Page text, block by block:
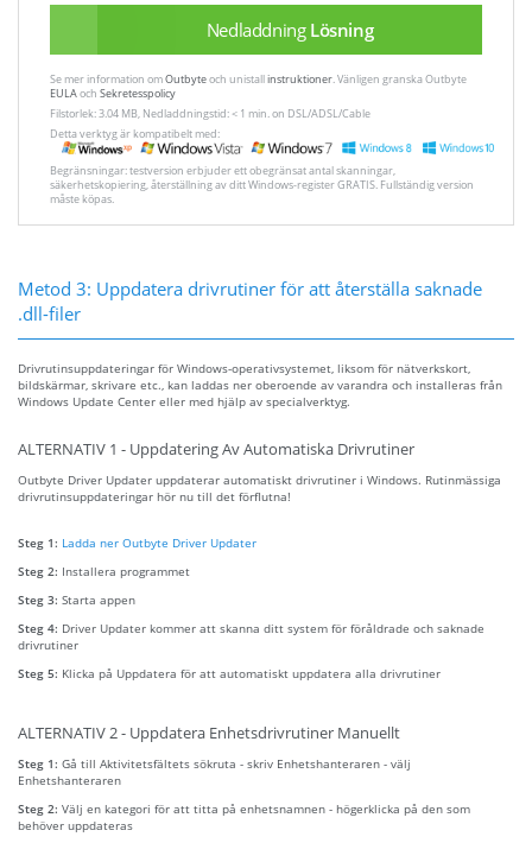
Nedladdning Lösning
Se mer information omOutbyteoch unistallinstruktioner. Vänligen granska Outbyte
EULAoch Sekretesspolicy
Filstorlek: 3.04 MB, Nedladdningstid: < 1 min. on DSL/ADSL/Cable
Detta verktyg är kompatibelt med:
Begränsningar: testversion erbjuder ett obegränsat antal skanningar,
säkerhetskopiering, återställning av ditt Windows-register GRATIS. Fullständig version
måste köpas.
Metod 3: Uppdatera drivrutiner för att återställa saknade
.dll-filer
Drivrutinsuppdateringar för Windows-operativsystemet, liksom för nätverkskort,
bildskärmar, skrivare etc., kan laddas ner oberoende av varandra och installeras från
Windows Update Center eller med hjälp av specialverktyg.
ALTERNATIV 1 - Uppdatering Av Automatiska Drivrutiner
Outbyte Driver Updater uppdaterar automatiskt drivrutiner i Windows. Rutinmässiga
drivrutinsuppdateringar hör nu till det förflutna!
Steg 1: Ladda ner Outbyte Driver Updater
Steg 2: Installera programmet
Steg 3: Starta appen
Steg 4: Driver Updater kommer att skanna ditt system för föråldrade och saknade
drivrutiner
Steg 5: Klicka på Uppdatera för att automatiskt uppdatera alla drivrutiner
ALTERNATIV 2 - Uppdatera Enhetsdrivrutiner Manuellt
Steg 1: Gå till Aktivitetsfältets sökruta - skriv Enhetshanteraren - välj
Enhetshanteraren
Steg 2: Välj en kategori för att titta på enhetsnamnen - högerklicka på den som
behöver uppdateras